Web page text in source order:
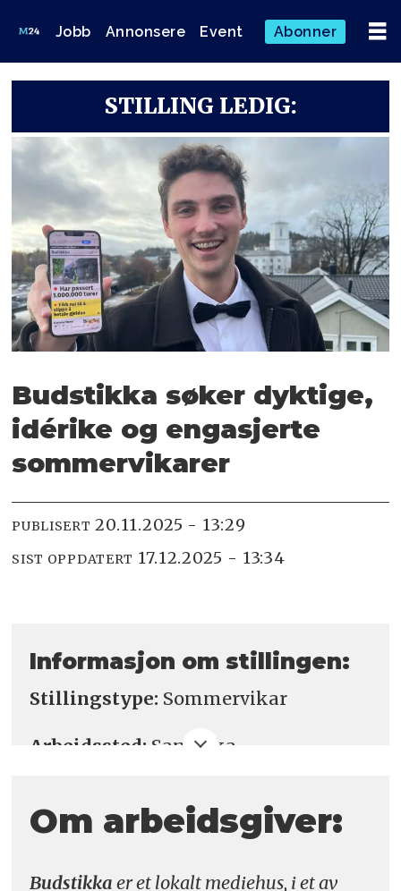
Jobb Annonsere Event Abonner
STILLING LEDIG:
Budstikka søker dyktige,
idérike og engasjerte
sommer­­vikarer
PUBLISERT 20.11.2025 - 13:29
SIST OPPDATERT 17.12.2025 - 13:34
Informasjon om stillingen:
Stillingstype: Sommervikar
Arbeidssted: Sandvika
Søknadsfrist: 30. januar
Om arbeidsgiver:
Budstikka er et lokalt mediehus, i et av